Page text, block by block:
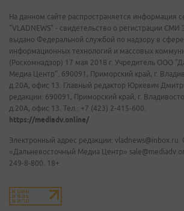
На данном сайте распространяется информация
"VLADNEWS" - свидетельство о регистрации
выдано Федеральной службой по надзору в сфере
информационных технологий и массовых
(Роскомнадзор) 17 мая 2018 г. Учредитель ООО
Медиа Центр". 690091, Приморский край, г.
д.20А, офис 13. Главный редактор Юркевич
редакции: 690091, Приморский край, г.
д.20А, офис 13. Тел.: +7 (423) 2-415-600.
https://mediadv.online/
Электронный адрес редакции:
«Дальневосточный Медиа Центр»
249-8-800. 18+